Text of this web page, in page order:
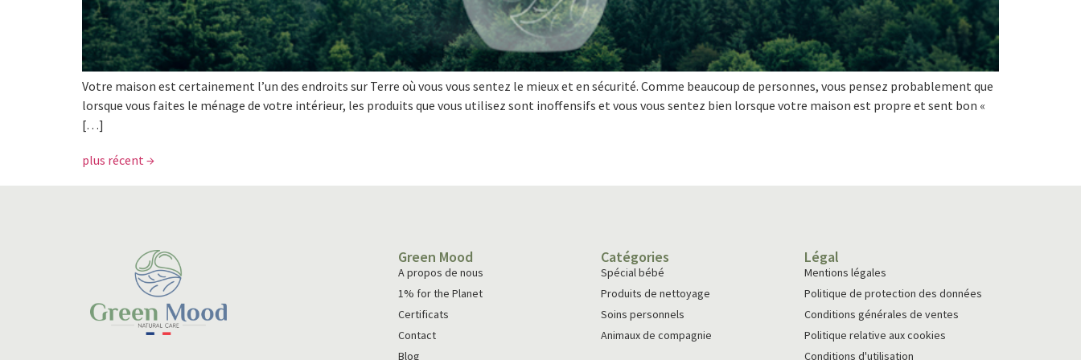
Votre maison est certainement l’un des endroits sur Terre où vous vous sentez le mieux et en sécurité. Comme beaucoup de personnes, vous pensez probablement que
lorsque vous faites le ménage de votre intérieur, les produits que vous utilisez sont inoffensifs et vous vous sentez bien lorsque votre maison est propre et sent bon «
[…]
plus récent →
Green Mood
A propos de nous
1% for the Planet
Certificats
Contact
Blog
Catégories
Spécial bébé
Produits de nettoyage
Soins personnels
Animaux de compagnie
Légal
Mentions légales
Politique de protection des données
Conditions générales de ventes
Politique relative aux cookies
Conditions d'utilisation